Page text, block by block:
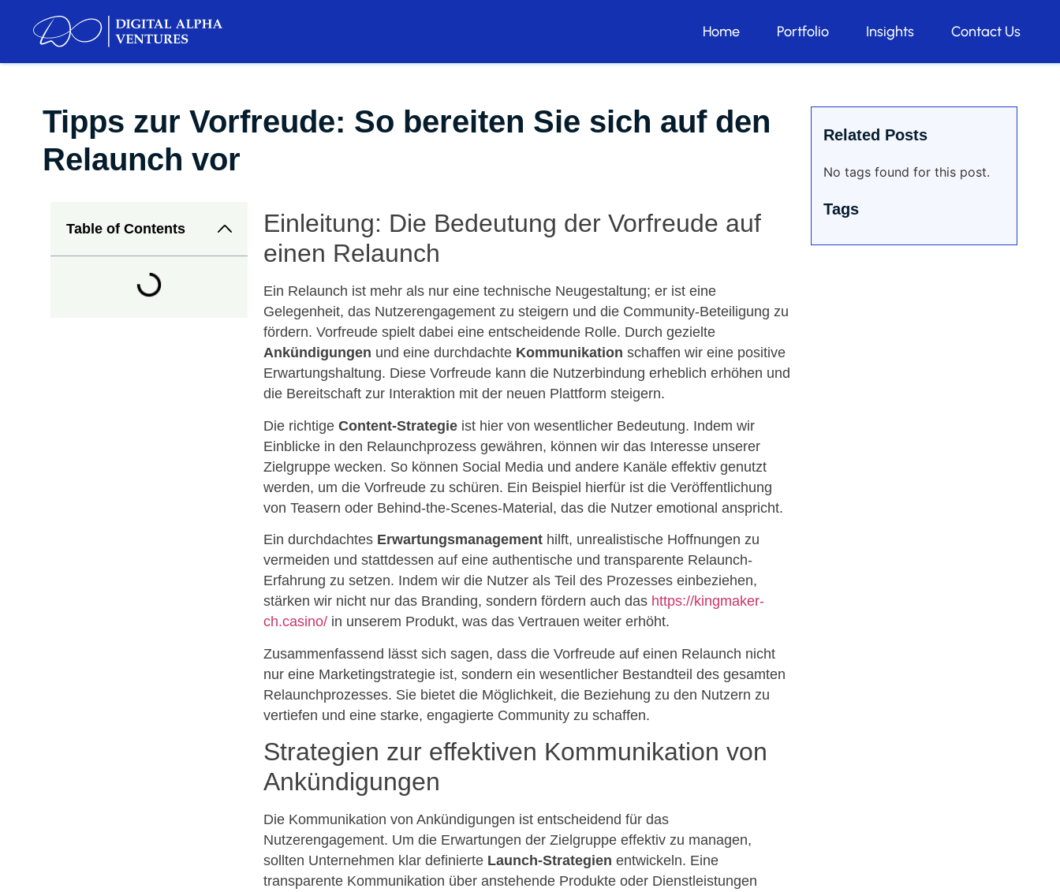
Home Portfolio Insights Contact Us
Tipps zur Vorfreude: So bereiten Sie sich auf den
Relaunch vor
Table of Contents
Einleitung: Die Bedeutung der Vorfreude auf
einen Relaunch
Ein Relaunch ist mehr als nur eine technische Neugestaltung; er ist eine
Gelegenheit, das Nutzerengagement zu steigern und die Community-Beteiligung zu
fördern. Vorfreude spielt dabei eine entscheidende Rolle. Durch gezielte
Ankündigungen und eine durchdachte Kommunikation schaffen wir eine positive
Erwartungshaltung. Diese Vorfreude kann die Nutzerbindung erheblich erhöhen und
die Bereitschaft zur Interaktion mit der neuen Plattform steigern.
Die richtige Content-Strategieist hier von wesentlicher Bedeutung. Indem wir
Einblicke in den Relaunchprozess gewähren, können wir das Interesse unserer
Zielgruppe wecken. So können Social Media und andere Kanäle effektiv genutzt
werden, um die Vorfreude zu schüren. Ein Beispiel hierfür ist die Veröffentlichung
von Teasern oder Behind-the-Scenes-Material, das die Nutzer emotional anspricht.
Ein durchdachtes Erwartungsmanagementhilft, unrealistische Hoffnungen zu
vermeiden und stattdessen auf eine authentische und transparente Relaunch-
Erfahrung zu setzen. Indem wir die Nutzer als Teil des Prozesses einbeziehen,
stärken wir nicht nur das Branding, sondern fördern auch das https://kingmaker-
ch.casino/in unserem Produkt, was das Vertrauen weiter erhöht.
Zusammenfassend lässt sich sagen, dass die Vorfreude auf einen Relaunch nicht
nur eine Marketingstrategie ist, sondern ein wesentlicher Bestandteil des gesamten
Relaunchprozesses. Sie bietet die Möglichkeit, die Beziehung zu den Nutzern zu
vertiefen und eine starke, engagierte Community zu schaffen.
Strategien zur effektiven Kommunikation von
Ankündigungen
Die Kommunikation von Ankündigungen ist entscheidend für das
Nutzerengagement. Um die Erwartungen der Zielgruppe effektiv zu managen,
sollten Unternehmen klar definierte Launch-Strategien entwickeln. Eine
transparente Kommunikation über anstehende Produkte oder Dienstleistungen
Related Posts
No tags found for this post.
Tags